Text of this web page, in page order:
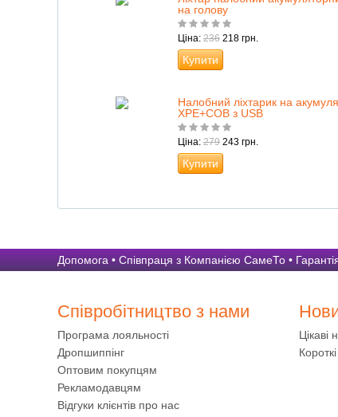
на голову
Ціна: 236 218 грн.
Купити
Налобний ліхтарик на
XPE+COB з USB
Ціна: 279 243 грн.
Купити
Допомога • Співпраця з Компанією СамеТо •
Співробітництво з нами
Програма лояльності
Дропшиппінг
Оптовим покупцям
Рекламодавцям
Відгуки клієнтів про нас
Цікаві